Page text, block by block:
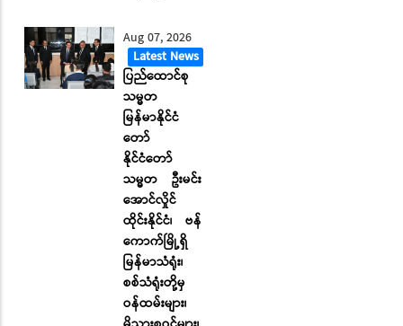
Aug 07, 2026
Latest News
ပြည်ထောင်စု
သမ္မတ
မြန်မာနိုင်ငံ
တော်
နိုင်ငံတော်
သမ္မတ ဦးမင်း
အောင်လှိုင်
ထိုင်းနိုင်ငံ၊ ဗန်
ကောက်မြို့ရှိ
မြန်မာသံရုံး၊
စစ်သံရုံးတို့မှ
ဝန်ထမ်းများ၊